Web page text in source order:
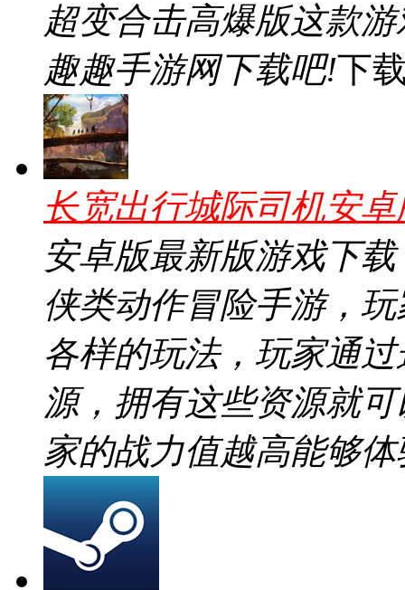
超变合击高爆版这款
趣趣手游网下载吧!下
长宽出行城际司机安
安卓版最新版游戏下
侠类动作冒险手游，
各样的玩法，玩家通
源，拥有这些资源就
家的战力值越高能够